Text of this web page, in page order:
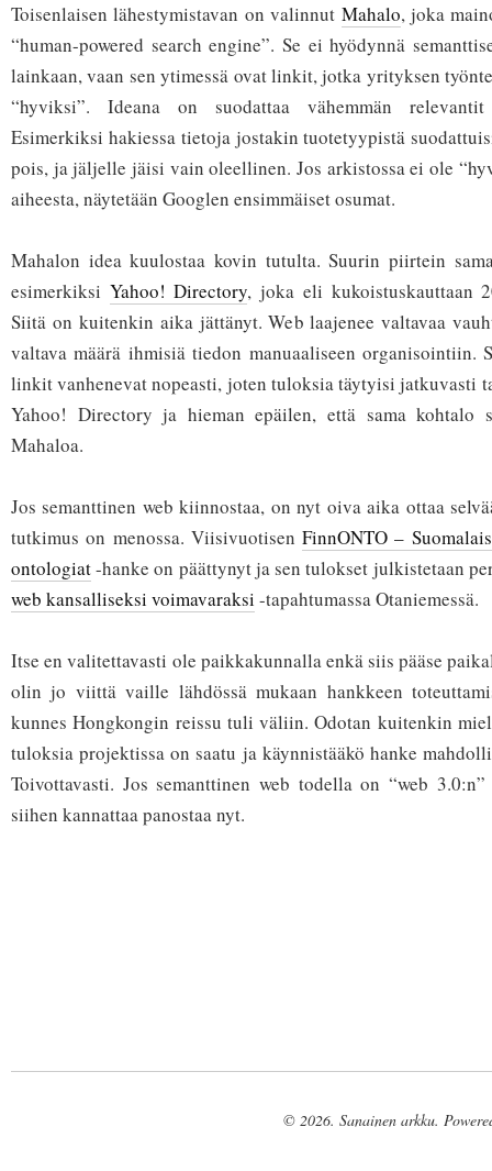
Toisenlaisen lähestymistavan on valinnut Mahalo, joka
“human-powered search engine”. Se ei hyödynnä
lainkaan, vaan sen ytimessä ovat linkit, jotka yrityksen
“hyviksi”. Ideana on suodattaa vähemmän
Esimerkiksi hakiessa tietoja jostakin tuotetyypistä
pois, ja jäljelle jäisi vain oleellinen. Jos arkistossa ei ole
aiheesta, näytetään Googlen ensimmäiset osumat.
Mahalon idea kuulostaa kovin tutulta. Suurin piirtein
esimerkiksi Yahoo! Directory, joka eli kukoistuskauttaan
Siitä on kuitenkin aika jättänyt. Web laajenee valtavaa
valtava määrä ihmisiä tiedon manuaaliseen organisointiin.
linkit vanhenevat nopeasti, joten tuloksia täytyisi jatkuvasti
Yahoo! Directory ja hieman epäilen, että sama kohtalo
Mahaloa.
Jos semanttinen web kiinnostaa, on nyt oiva aika ottaa
tutkimus on menossa. Viisivuotisen FinnONTO –
ontologiat-hanke on päättynyt ja sen tulokset julkistetaan
web kansalliseksi voimavaraksi -tapahtumassa Otaniemessä.
Itse en valitettavasti ole paikkakunnalla enkä siis pääse
olin jo viittä vaille lähdössä mukaan hankkeen
kunnes Hongkongin reissu tuli väliin. Odotan kuitenkin
tuloksia projektissa on saatu ja käynnistääkö hanke
Toivottavasti. Jos semanttinen web todella on “web
siihen kannattaa panostaa nyt.
© 2026. Sanainen arkku.